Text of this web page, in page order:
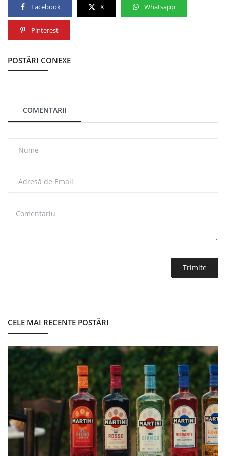
Facebook X Whatsapp
Pinterest
POSTĂRI CONEXE
COMENTARII
Trimite
CELE MAI RECENTE POSTĂRI